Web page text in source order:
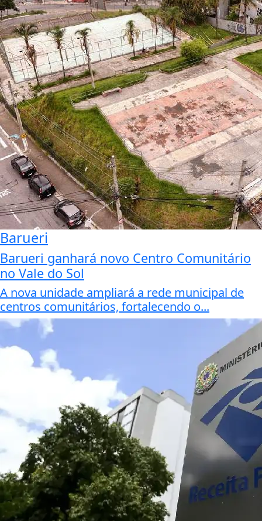
Barueri
Barueri ganhará novo Centro Comunitário
no Vale do Sol
A nova unidade ampliará a rede municipal de
centros comunitários, fortalecendo o...